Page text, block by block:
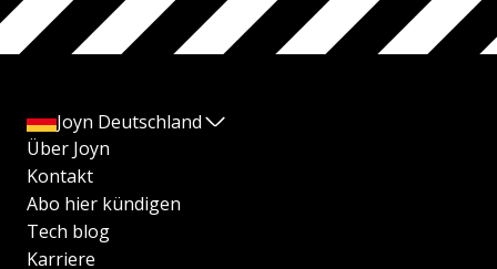
Joyn Deutschland
Über Joyn
Kontakt
Abo hier kündigen
Tech blog
Karriere